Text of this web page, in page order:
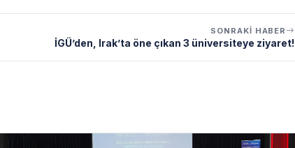
SONRAKI HABER
İGÜ’den, Irak’ta öne çıkan 3 üniversiteye ziyaret!